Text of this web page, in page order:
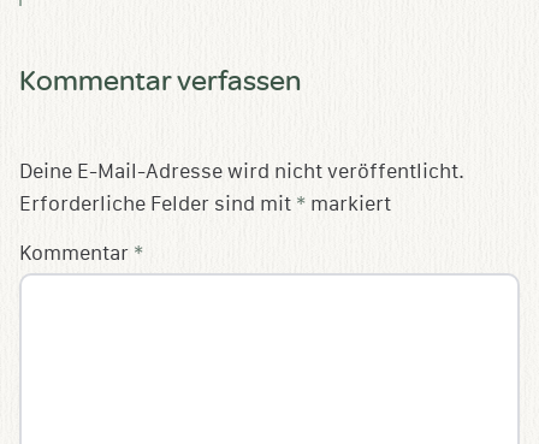
Kommentar verfassen
Deine E-Mail-Adresse wird nicht veröffentlicht.
Erforderliche Felder sind mit * markiert
Kommentar *